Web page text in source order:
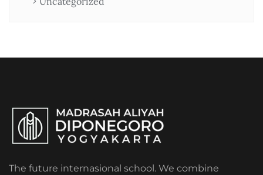
The future internasional school. We combine